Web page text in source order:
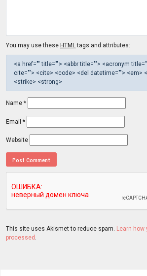
You may use these HTMLtags and attributes:
<a href="" title=""> <abbr title=""> <acronym
cite=""> <cite> <code> <del datetime=""> <em>
<strike> <strong>
Name *
Email *
Website
This site uses Akismet to reduce spam. Learn
processed .